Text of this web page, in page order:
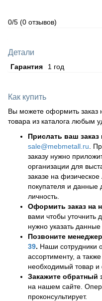
0/5 (0 отзывов)
Детали
Гарантия 1 год
Как купить
Вы можете оформить заказ
товара из каталога любым
Прислать ваш заказ
sale@mebmetall.ru .
заказу нужно
организации для
заказе на
покупателя и данные
личность.
Оформить заказ на
вами чтобы уточнить
нужно указать
Позвоните
39. Наши сотрудники
ассортименту, а
необходимый товар и
Закажите обратный
на нашем сайте.
проконсультирует.